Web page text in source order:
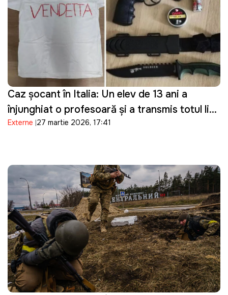
Caz șocant în Italia: Un elev de 13 ani a
înjunghiat o profesoară și a transmis totul live
pe Telegram
Externe 27 martie 2026, 17:41